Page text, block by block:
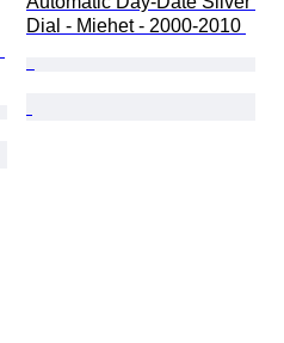
Dial - Miehet - 2000-2010